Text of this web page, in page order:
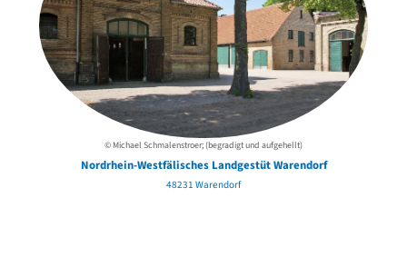
© Michael Schmalenstroer; (begradigt und aufgehellt)
Nordrhein-Westfälisches Landgestüt Warendorf
48231 Warendorf